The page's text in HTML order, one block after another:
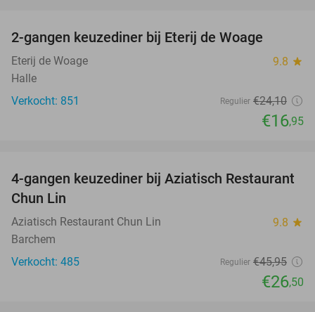
2-gangen keuzediner bij Eterij de Woage
Eterij de Woage 9.8 star
Halle
Verkocht: 851
Regulier €24,10
€16,95
42%
4-gangen keuzediner bij Aziatisch Restaurant
Chun Lin
Aziatisch Restaurant Chun Lin 9.8 star
Barchem
Verkocht: 485
Regulier €45,95
€26,50